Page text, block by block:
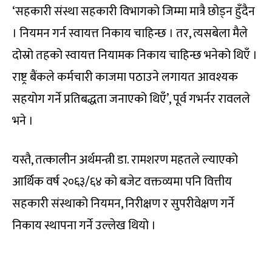
‘सहकारी संस्था सहकारी विभागको जिम्मा मात्रै छोड्न हुँदैन
। नियमन गर्न स्वायत्त निकाय चाहिन्छ । तर, त्यसबेला मैले
दोस्रो तहको स्वायत्त नियामक निकाय चाहिन्छ भनेको थिएँ ।
राष्ट्र बैंकले कर्मचारी काजमा पठाउने लगायत आवश्यक
सहयोग गर्ने प्रतिबद्धता जनाएको थिएँ’, पूर्व गभर्नर रावलले
भने ।
यस्तै, तत्कालीन अर्थमन्त्री डा. रामशरण महतले ल्याएको
आर्थिक वर्ष २०६३/६४ को बजेट वक्तव्यमा पनि वित्तीय
सहकारी संस्थाको नियमन, निरीक्षण र सुपरीवेक्षण गर्ने
निकाय स्थापना गर्ने उल्लेख थियो ।